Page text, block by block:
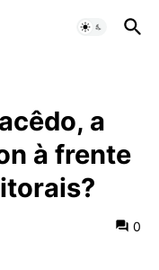
a
à frente
0